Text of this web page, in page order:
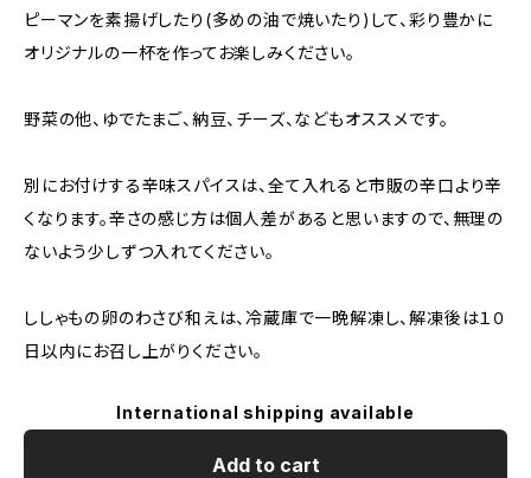
ピーマンを素揚げしたり(多めの油で焼いたり)して、彩り豊かに
オリジナルの一杯を作ってお楽しみください。
野菜の他、ゆでたまご、納豆、チーズ、などもオススメです。
別にお付けする辛味スパイスは、全て入れると市販の辛口より辛
くなります。辛さの感じ方は個人差があると思いますので、無理の
ないよう少しずつ入れてください。
ししゃもの卵のわさび和えは、冷蔵庫で一晩解凍し、解凍後は１０
日以内にお召し上がりください。
International shipping available
Add to cart